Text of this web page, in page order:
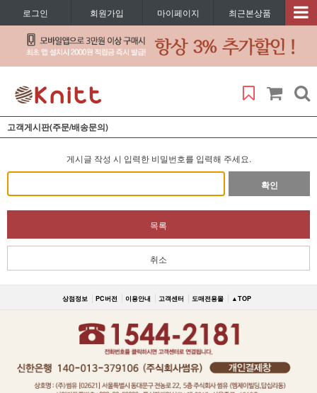
로그인 회원가입 마이페이지 최근본상품
고객게시판(주문/배송문의)
게시글 작성 시 입력한 비밀번호를 입력해 주세요.
확인
목록
취소
상점정보 PC버전 이용안내 고객센터 도매전용몰 ▲TOP